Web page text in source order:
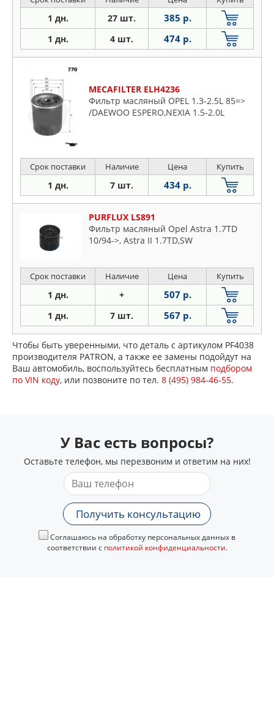
1 дн. 27 шт. 385 р.
1 дн. 4 шт. 474 р.
MECAFILTER ELH4236
Фильтр масляный OPEL 1.3-2.5L 85=>
/DAEWOO ESPERO,NEXIA 1.5-2.0L
Срок поставки Наличие Цена Купить
1 дн. 7 шт. 434 р.
PURFLUX LS891
Фильтр масляный Opel Astra 1.7TD
10/94->, Astra II 1.7TD,SW
Срок поставки Наличие Цена Купить
1 дн. + 507 р.
1 дн. 7 шт. 567 р.
Чтобы быть уверенными, что деталь с артикулом PF4038
производителя PATRON, а также ее замены подойдут на
Ваш автомобиль, воспользуйтесь бесплатным подбором
по VIN коду, или позвоните по тел. 8 (495) 984-46-55.
У Вас есть вопросы?
Оставьте телефон, мы перезвоним и ответим на них!
Получить консультацию
Соглашаюсь на обработку персональных данных в
соответствии с политикой конфиденциальности.